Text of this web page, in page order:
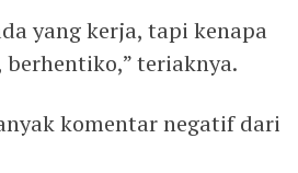
yang kerja, tapi kenapa
teriaknya.
komentar negatif dari